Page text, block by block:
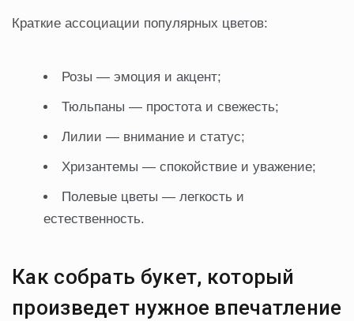
Краткие ассоциации популярных цветов:
Розы — эмоция и акцент;
Тюльпаны — простота и свежесть;
Лилии — внимание и статус;
Хризантемы — спокойствие и уважение;
Полевые цветы — легкость и
естественность.
Как собрать букет, который
произведет нужное впечатление